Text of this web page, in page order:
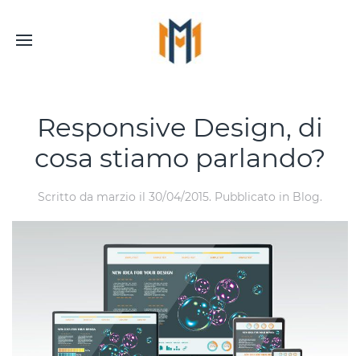
Responsive Design, di
cosa stiamo parlando?
Scritto da marzio il 30/04/2015. Pubblicato in Blog.